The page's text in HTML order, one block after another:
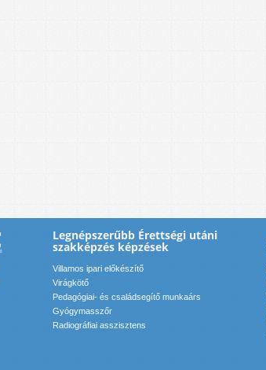
Legnépszerűbb Érettségi utáni
szakképzés képzések
Villamos ipari előkészítő
Virágkötő
Pedagógiai- és családsegítő munkaárs
Gyógymasszőr
Radiográfiai asszisztens